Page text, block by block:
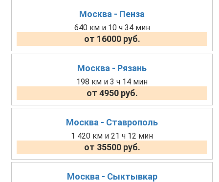
Москва - Пенза
640 км и 10 ч 34 мин
от 16000 руб.
Москва - Рязань
198 км и 3 ч 14 мин
от 4950 руб.
Москва - Ставрополь
1 420 км и 21 ч 12 мин
от 35500 руб.
Москва - Сыктывкар